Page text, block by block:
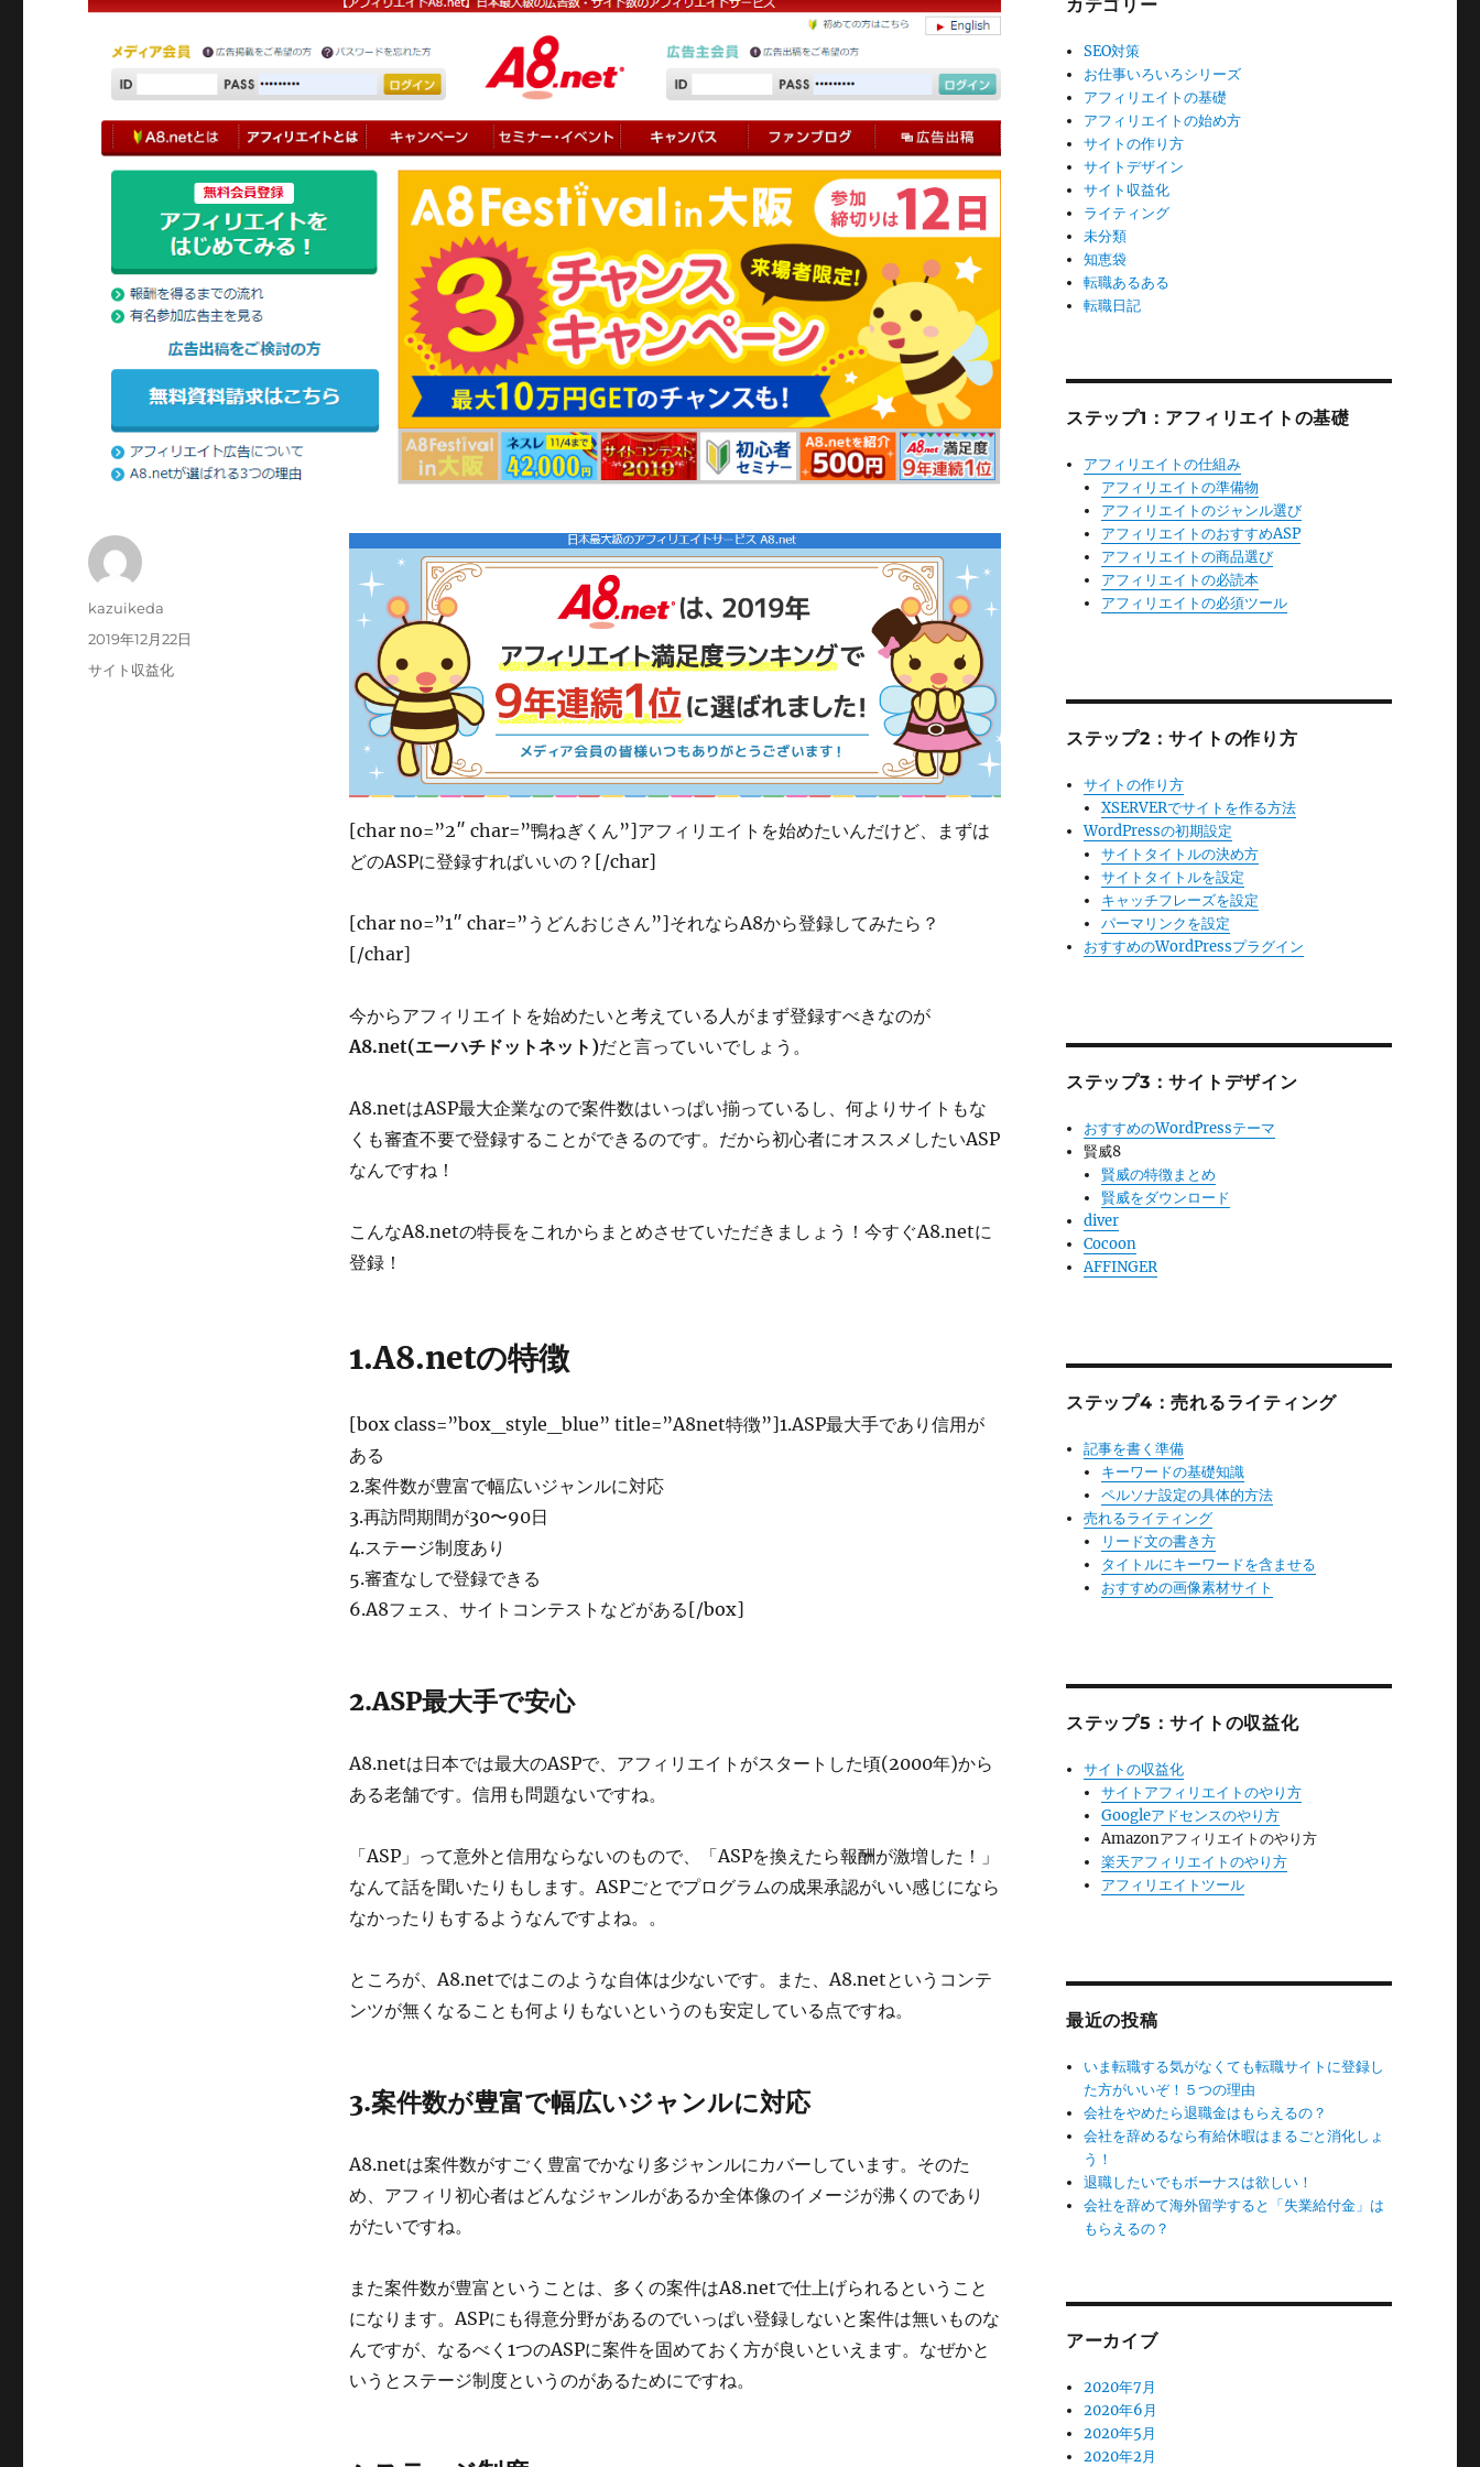
[char no=”2″ char=”鴨ねぎくん”]アフィリエイトを始めたいんだけど、まずは
どのASPに登録すればいいの？[/char]
[char no=”1″ char=”うどんおじさん”]それならA8から登録してみたら？
[/char]
今からアフィリエイトを始めたいと考えている人がまず登録すべきなのが
A8.net(エーハチドットネット)だと言っていいでしょう。
A8.netはASP最大企業なので案件数はいっぱい揃っているし、何よりサイトもな
くも審査不要で登録することができるのです。だから初心者にオススメしたいASP
なんですね！
こんなA8.netの特長をこれからまとめさせていただきましょう！今すぐA8.netに
登録！
1.A8.netの特徴
[box class=”box_style_blue” title=”A8net特徴”]1.ASP最大手であり信用が
ある
2.案件数が豊富で幅広いジャンルに対応
3.再訪問期間が30〜90日
4.ステージ制度あり
5.審査なしで登録できる
6.A8フェス、サイトコンテストなどがある[/box]
2.ASP最大手で安心
A8.netは日本では最大のASPで、アフィリエイトがスタートした頃(2000年)から
ある老舗です。信用も問題ないですね。
「ASP」って意外と信用ならないのもので、「ASPを換えたら報酬が激増した！」
なんて話を聞いたりもします。ASPごとでプログラムの成果承認がいい感じになら
なかったりもするようなんですよね。。
ところが、A8.netではこのような自体は少ないです。また、A8.netというコンテ
ンツが無くなることも何よりもないというのも安定している点ですね。
3.案件数が豊富で幅広いジャンルに対応
A8.netは案件数がすごく豊富でかなり多ジャンルにカバーしています。そのた
め、アフィリ初心者はどんなジャンルがあるか全体像のイメージが沸くのであり
がたいですね。
また案件数が豊富ということは、多くの案件はA8.netで仕上げられるということ
になります。ASPにも得意分野があるのでいっぱい登録しないと案件は無いものな
んですが、なるべく1つのASPに案件を固めておく方が良いといえます。なぜかと
いうとステージ制度というのがあるためにですね。
投
kazuikeda
投
稿
2019年12月22日
カ
サイト収益化
カテゴリー
SEO対策
お仕事いろいろシリーズ
アフィリエイトの基礎
アフィリエイトの始め方
サイトの作り方
サイトデザイン
サイト収益化
ライティング
未分類
知恵袋
転職あるある
転職日記
ステップ1：アフィリエイトの基礎
アフィリエイトの仕組み
アフィリエイトの準備物
アフィリエイトのジャンル選び
アフィリエイトのおすすめASP
アフィリエイトの商品選び
アフィリエイトの必読本
アフィリエイトの必須ツール
ステップ2：サイトの作り方
サイトの作り方
XSERVERでサイトを作る方法
WordPressの初期設定
サイトタイトルの決め方
サイトタイトルを設定
キャッチフレーズを設定
パーマリンクを設定
おすすめのWordPressプラグイン
ステップ3：サイトデザイン
おすすめのWordPressテーマ
賢威8
賢威の特徴まとめ
賢威をダウンロード
diver
Cocoon
AFFINGER
ステップ4：売れるライティング
記事を書く準備
キーワードの基礎知識
ペルソナ設定の具体的方法
売れるライティング
リード文の書き方
タイトルにキーワードを含ませる
おすすめの画像素材サイト
ステップ5：サイトの収益化
サイトの収益化
サイトアフィリエイトのやり方
Googleアドセンスのやり方
Amazonアフィリエイトのやり方
楽天アフィリエイトのやり方
アフィリエイトツール
最近の投稿
いま転職する気がなくても転職サイトに登録し
た方がいいぞ！５つの理由
会社をやめたら退職金はもらえるの？
会社を辞めるなら有給休暇はまるごと消化しょ
う！
退職したいでもボーナスは欲しい！
会社を辞めて海外留学すると「失業給付金」は
もらえるの？
アーカイブ
2020年7月
2020年6月
2020年5月
2020年2月